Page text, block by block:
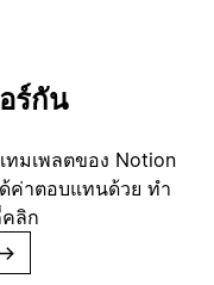
ร์กัน
ทมเพลตของ Notion
ค่าตอบแทนด้วย ทำ
ลิก
→